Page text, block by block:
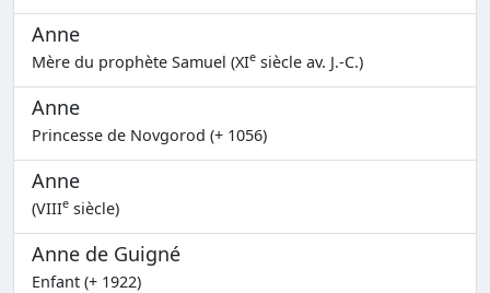
Anne
Mère du prophète Samuel (XIe siècle av. J.-C.)
Anne
Princesse de Novgorod (+ 1056)
Anne
(VIIIe siècle)
Anne de Guigné
Enfant (+ 1922)